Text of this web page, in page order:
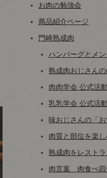
お肉の勉強会
商品紹介ページ
門崎熟成肉
ハンバーグとメ
熟成肉おじさん
肉肉学会 公式活
乳乳学会 公式活
味おじさんの「
肉質と部位を楽
熟成肉をレスト
肉言葉 肉食べ四